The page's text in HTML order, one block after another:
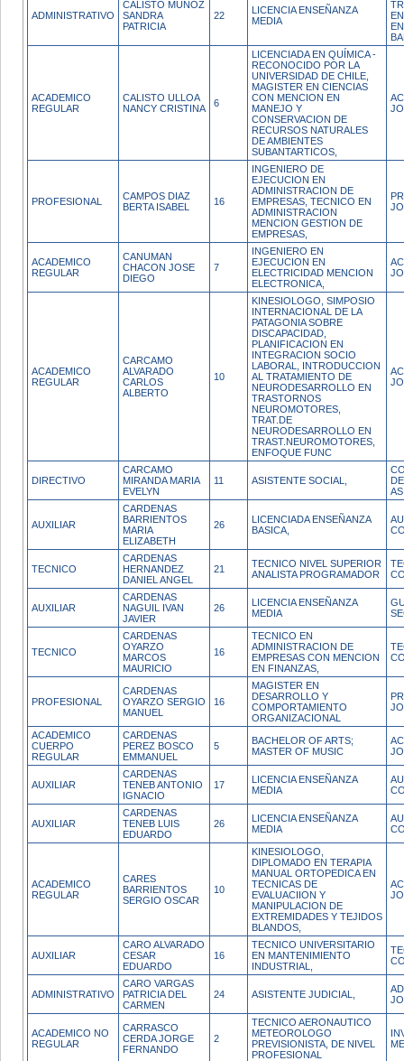
ADMINISTRATIVO
CALISTO MUNOZ
SANDRA
PATRICIA
22
LICENCIA ENSEÑANZA
MEDIA
ACADEMICO
REGULAR
CALISTO ULLOA
NANCY CRISTINA
6
LICENCIADA EN QUÍMICA -
RECONOCIDO POR LA
UNIVERSIDAD DE CHILE,
MAGISTER EN CIENCIAS
CON MENCION EN
MANEJO Y
CONSERVACION DE
RECURSOS NATURALES
DE AMBIENTES
SUBANTARTICOS,
PROFESIONAL
CAMPOS DIAZ
BERTA ISABEL
16
INGENIERO DE
EJECUCION EN
ADMINISTRACION DE
EMPRESAS, TECNICO EN
ADMINISTRACION
MENCION GESTION DE
EMPRESAS,
ACADEMICO
REGULAR
CANUMAN
CHACON JOSE
DIEGO
7
INGENIERO EN
EJECUCION EN
ELECTRICIDAD MENCION
ELECTRONICA,
ACADEMICO
REGULAR
CARCAMO
ALVARADO
CARLOS
ALBERTO
10
KINESIOLOGO, SIMPOSIO
INTERNACIONAL DE LA
PATAGONIA SOBRE
DISCAPACIDAD,
PLANIFICACION EN
INTEGRACION SOCIO
LABORAL, INTRODUCCION
AL TRATAMIENTO DE
NEURODESARROLLO EN
TRASTORNOS
NEUROMOTORES,
TRAT.DE
NEURODESARROLLO EN
TRAST.NEUROMOTORES,
ENFOQUE FUNC
DIRECTIVO
CARCAMO
MIRANDA MARIA
EVELYN
11 ASISTENTE SOCIAL,
AUXILIAR
CARDENAS
BARRIENTOS
MARIA
ELIZABETH
26
LICENCIADA ENSEÑANZA
BASICA,
TECNICO
CARDENAS
HERNANDEZ
DANIEL ANGEL
21
TECNICO NIVEL SUPERIOR
ANALISTA PROGRAMADOR
AUXILIAR
CARDENAS
NAGUIL IVAN
JAVIER
26
LICENCIA ENSEÑANZA
MEDIA
TECNICO
CARDENAS
OYARZO
MARCOS
MAURICIO
16
TECNICO EN
ADMINISTRACION DE
EMPRESAS CON MENCION
EN FINANZAS,
PROFESIONAL
CARDENAS
OYARZO SERGIO
MANUEL
16
MAGISTER EN
DESARROLLO Y
COMPORTAMIENTO
ORGANIZACIONAL
ACADEMICO
CUERPO
REGULAR
CARDENAS
PEREZ BOSCO
EMMANUEL
5
BACHELOR OF ARTS;
MASTER OF MUSIC
AUXILIAR
CARDENAS
TENEB ANTONIO
IGNACIO
17
LICENCIA ENSEÑANZA
MEDIA
AUXILIAR
CARDENAS
TENEB LUIS
EDUARDO
26
LICENCIA ENSEÑANZA
MEDIA
ACADEMICO
REGULAR
CARES
BARRIENTOS
SERGIO OSCAR
10
KINESIOLOGO,
DIPLOMADO EN TERAPIA
MANUAL ORTOPEDICA EN
TECNICAS DE
EVALUACIION Y
MANIPULACION DE
EXTREMIDADES Y TEJIDOS
BLANDOS,
AUXILIAR
CARO ALVARADO
CESAR
EDUARDO
16
TECNICO UNIVERSITARIO
EN MANTENIMIENTO
INDUSTRIAL,
ADMINISTRATIVO
CARO VARGAS
PATRICIA DEL
CARMEN
24 ASISTENTE JUDICIAL,
ACADEMICO NO
REGULAR
CARRASCO
CERDA JORGE
FERNANDO
2
TECNICO AERONAUTICO
METEOROLOGO
PREVISIONISTA, DE NIVEL
PROFESIONAL